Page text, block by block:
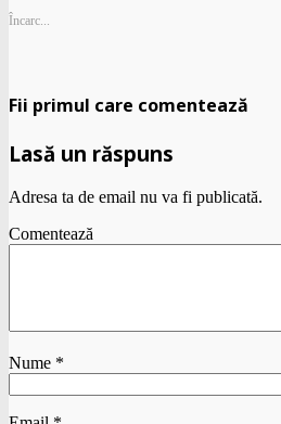
Încarc...
Fii primul care comentează
Lasă un răspuns
Adresa ta de email nu va fi publicată.
Comentează
Nume *